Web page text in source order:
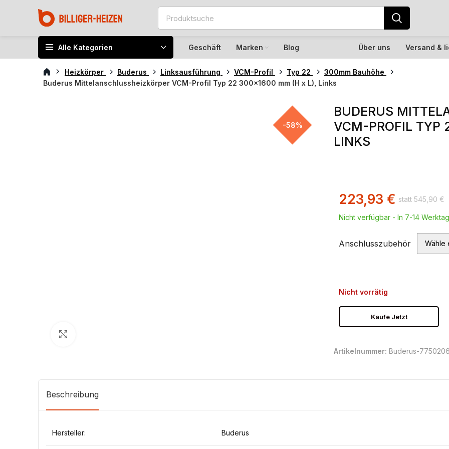
Alle Kategorien Geschäft Marken Blog Über uns Versand &
Heizkörper Buderus Linksausführung VCM-Profil Typ 22
300mm Bauhöhe
Buderus Mittelanschlussheizkörper VCM-Profil Typ 22 300×1600 mm (H x L), Links
-58%
BUDERUS
VCM-PROFIL TYP
LINKS
545,90 €
223,93 €
Nicht verfügbar - In 7-14
Anschlusszubehör
Nicht vorrätig
Kaufe Jetzt
Artikelnummer: Buderus-
Beschreibung
Hersteller: Buderus